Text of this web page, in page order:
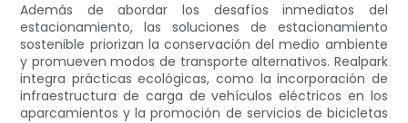
Además de abordar los desafíos inmediatos del
estacionamiento, las soluciones de estacionamiento
sostenible priorizan la conservación del medio ambiente
y promueven modos de transporte alternativos. Realpark
integra prácticas ecológicas, como la incorporación de
infraestructura de carga de vehículos eléctricos en los
aparcamientos y la promoción de servicios de bicicletas